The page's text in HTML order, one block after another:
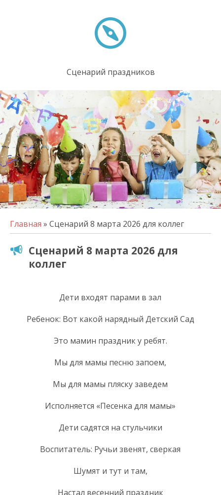
Сценарий праздников
Главная » Сценарий 8 марта 2026 для коллег
Сценарий 8 марта 2026 для
коллег
Дети входят парами в зал
Ребенок: Вот какой нарядный Детский Сад
Это мамин праздник у ребят.
Мы для мамы песню запоем,
Мы для мамы пляску заведем
Исполняется «Песенка для мамы»
Дети садятся на стульчики
Воспитатель: Ручьи звенят, сверкая
Шумят и тут и там,
Настал весенний праздник